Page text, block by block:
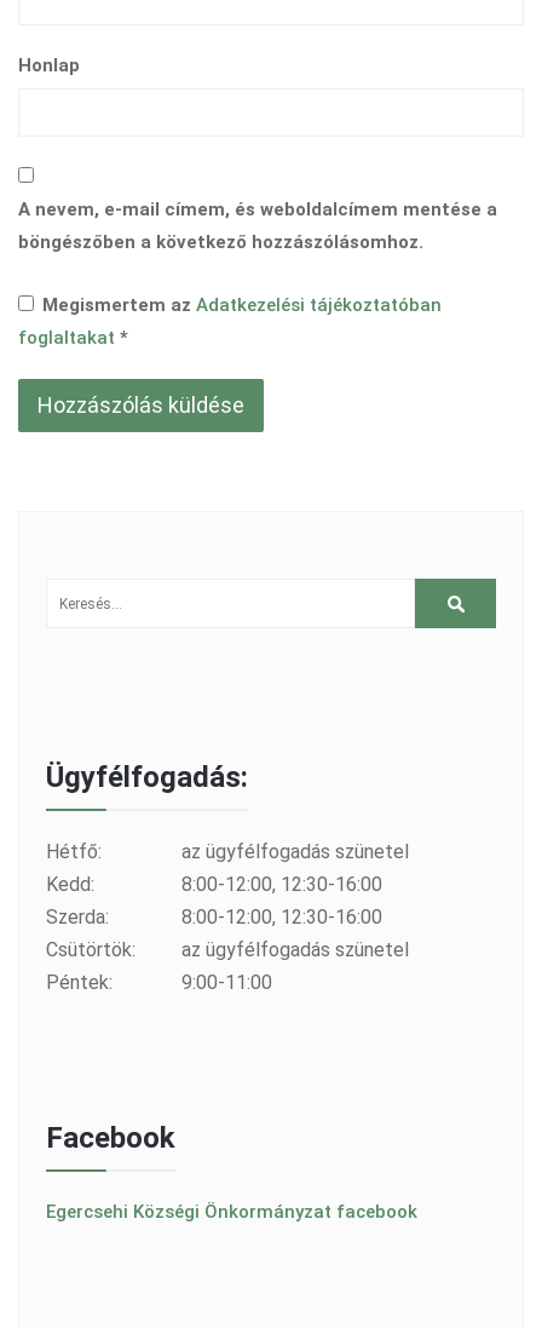
Honlap
A nevem, e-mail címem, és weboldalcímem mentése a
böngészőben a következő hozzászólásomhoz.
Megismertem az Adatkezelési tájékoztatóban
foglaltakat *
Ügyfélfogadás:
Hétfő:
az ügyfélfogadás szünetel
Kedd:
8:00-12:00, 12:30-16:00
Szerda:
8:00-12:00, 12:30-16:00
Csütörtök:
az ügyfélfogadás szünetel
Péntek:
9:00-11:00
Facebook
Egercsehi Községi Önkormányzat facebook